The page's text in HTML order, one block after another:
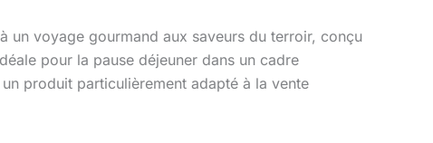
un voyage gourmand aux saveurs du terroir, conçu
pour la pause déjeuner dans un cadre
produit particulièrement adapté à la vente